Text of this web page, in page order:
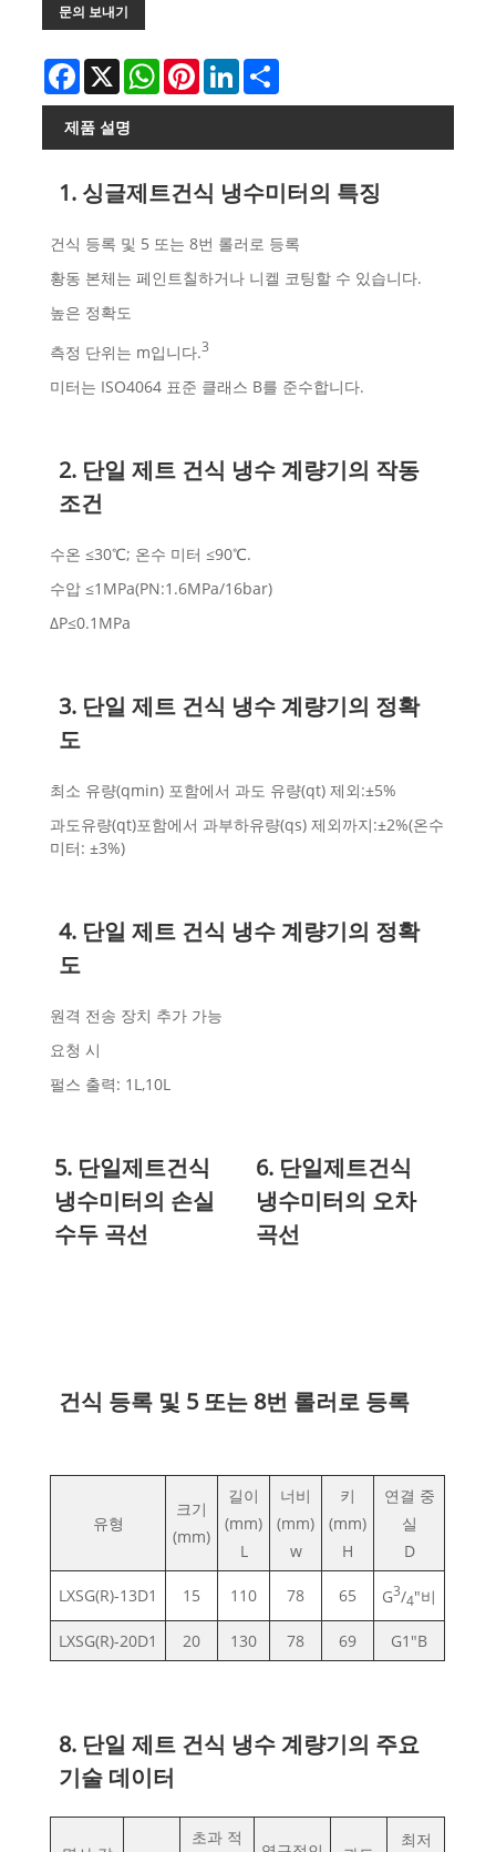
문의 보내기
Facebook
X WhatsAppPinterestLinkedInShare
제품 설명
1. 싱글제트건식 냉수미터의 특징
건식 등록 및 5 또는 8번 롤러로 등록
황동 본체는 페인트칠하거나 니켈 코팅할 수 있습니다.
높은 정확도
측정 단위는 m입니다.3
미터는 ISO4064 표준 클래스 B를 준수합니다.
2. 단일 제트 건식 냉수 계량기의 작동
조건
수온 ≤30℃; 온수 미터 ≤90℃.
수압 ≤1MPa(PN:1.6MPa/16bar)
ΔP≤0.1MPa
3. 단일 제트 건식 냉수 계량기의 정확
도
최소 유량(qmin) 포함에서 과도 유량(qt) 제외:±5%
과도유량(qt)포함에서 과부하유량(qs) 제외까지:±2%(온수
미터: ±3%)
4. 단일 제트 건식 냉수 계량기의 정확
도
원격 전송 장치 추가 가능
요청 시
펄스 출력: 1L,10L
5. 단일제트건식
냉수미터의 손실
수두 곡선
6. 단일제트건식
냉수미터의 오차
곡선
건식 등록 및 5 또는 8번 롤러로 등록
유형
크기
(mm)
길이
(mm)
L
너비
(mm)
w
키
(mm)
H
연결 중
실
D
LXSG(R)-13D1 15 110 78 65 G3/4"비
LXSG(R)-20D1 20 130 78 69 G1"B
8. 단일 제트 건식 냉수 계량기의 주요
기술 데이터
초과 적 최저